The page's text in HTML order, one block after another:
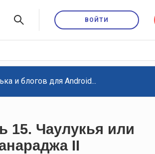
ВОЙТИ
и блогов для Android...
15. Чаулукья или
II